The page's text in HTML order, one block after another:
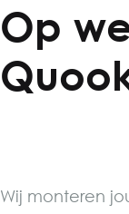
Op
Wij monteren